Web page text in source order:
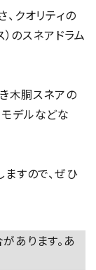
クオリティの
のスネアドラム
木胴スネアの
デルなどな
すので、ぜひ
あります。あ